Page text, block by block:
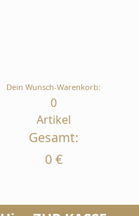
Dein Wunsch-Warenkorb:
0
Artikel
Gesamt:
0 €